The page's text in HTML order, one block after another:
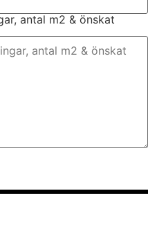
antal m2 & önskat